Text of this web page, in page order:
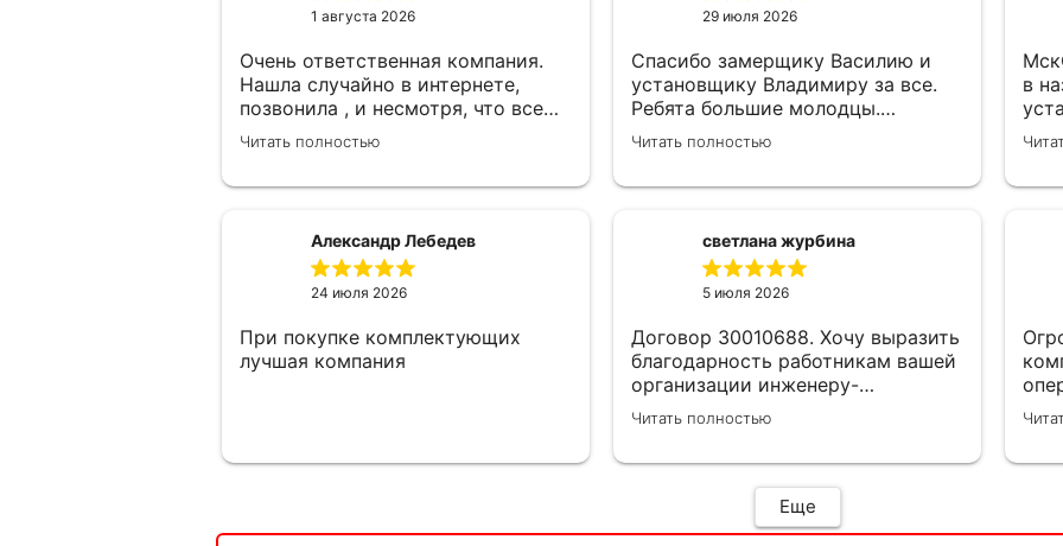
1 августа 2026
Очень ответственная компания.
Нашла случайно в интернете,
позвонила , и несмотря, что все
замерщики были заняты, а мне
улетать, очень оперативно
сложностей после установки
мебели. В итоге все обсудили и
заключили договор! Спасибо !
Читать полностью
29 июля 2026
Спасибо замерщику Василию и
установщику Владимиру за все.
Ребята большие молодцы.
Достойные люди и хорошие
специалисты своего дела.
Читать полностью
в
Александр Лебедев
24 июля 2026
При покупке комплектующих
лучшая компания
светлана журбина
5 июля 2026
Договор 30010688. Хочу выразить
благодарность работникам вашей
организации инженеру-
замерщику Кулабухову Николаю,и
мастеру монтажа Илье .Спасибо
подписания договора назначили
дату ,приехал Илья ( мастер
Читать полностью
Еще